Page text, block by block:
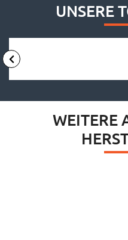
UNSERE
WEITERE